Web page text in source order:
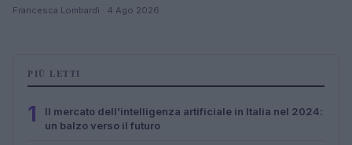
Francesca Lombardi · 4 Ago 2026
PIÙ LETTI
1
Il mercato dell’intelligenza artificiale in Italia nel 2024:
un balzo verso il futuro